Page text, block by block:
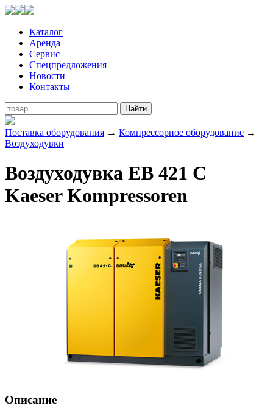
Каталог
Аренда
Сервис
Спецпредложения
Новости
Контакты
Поставка оборудования → Компрессорное оборудование →
Воздуходувки
Воздуходувка EB 421 C
Kaeser Kompressoren
Описание